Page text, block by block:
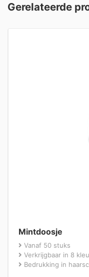
Gerelateerde
Mintdoosje
Vanaf 50 stuks
Verkrijgbaar in 8
Bedrukking in